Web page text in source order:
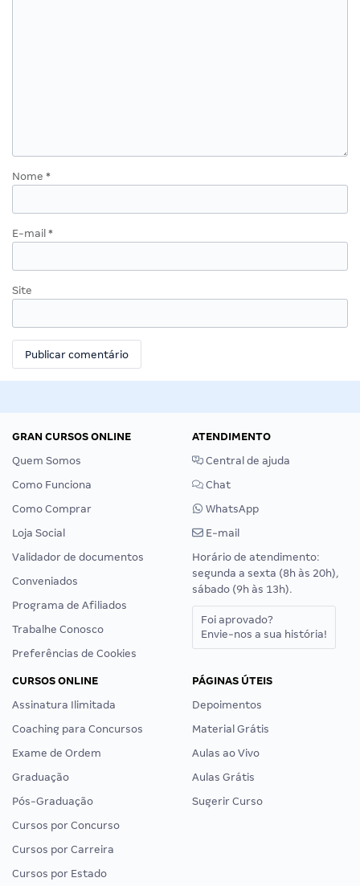
Nome *
E-mail *
Site
GRAN CURSOS ONLINE
Quem Somos
Como Funciona
Como Comprar
Loja Social
Validador de documentos
Conveniados
Programa de Afiliados
Trabalhe Conosco
Preferências de Cookies
ATENDIMENTO
Central de ajuda
Chat
WhatsApp
E-mail
Horário de atendimento:
segunda a sexta (8h às 20h),
sábado (9h às 13h).
Foi aprovado?
Envie-nos a sua história!
CURSOS ONLINE
Assinatura Ilimitada
Coaching para Concursos
Exame de Ordem
Graduação
Pós-Graduação
Cursos por Concurso
Cursos por Carreira
Cursos por Estado
PÁGINAS ÚTEIS
Depoimentos
Material Grátis
Aulas ao Vivo
Aulas Grátis
Sugerir Curso